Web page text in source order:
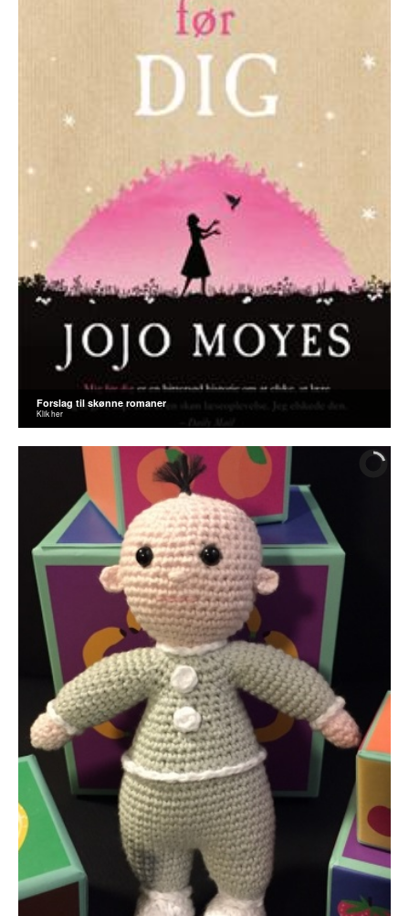
Forslag til skønne romaner
Klik her